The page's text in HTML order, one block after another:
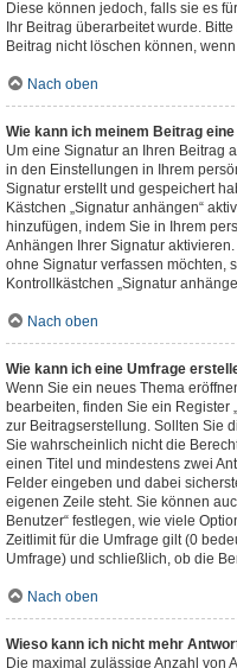
Diese können jedoch, falls sie es
Ihr Beitrag überarbeitet wurde.
Beitrag nicht löschen können,
Nach oben
Wie kann ich meinem Beitrag
Um eine Signatur an Ihren Beitrag
in den Einstellungen in Ihrem
Signatur erstellt und gespeichert
Kästchen „Signatur anhängen“
hinzufügen, indem Sie in Ihrem
Anhängen Ihrer Signatur
ohne Signatur verfassen möchten,
Kontrollkästchen „Signatur
Nach oben
Wie kann ich eine Umfrage
Wenn Sie ein neues Thema
bearbeiten, finden Sie ein Register
zur Beitragserstellung. Sollten Sie
Sie wahrscheinlich nicht die
einen Titel und mindestens zwei
Felder eingeben und dabei
eigenen Zeile steht. Sie können
Benutzer“ festlegen, wie viele
Zeitlimit für die Umfrage gilt (0
Umfrage) und schließlich, ob die
Nach oben
Wieso kann ich nicht mehr
Die maximal zulässige Anzahl von